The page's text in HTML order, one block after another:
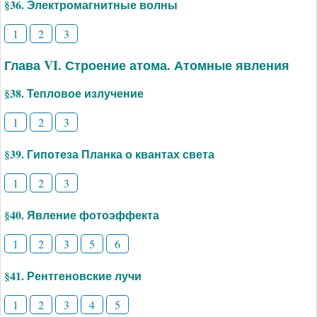
§36. Электромагнитные волны
1 2 3
Глава VI. Строение атома. Атомные явления
§38. Тепловое излучение
1 2 3
§39. Гипотеза Планка о квантах света
1 2 3
§40. Явление фотоэффекта
1 2 3 5 6
§41. Рентгеновские лучи
1 2 3 4 5